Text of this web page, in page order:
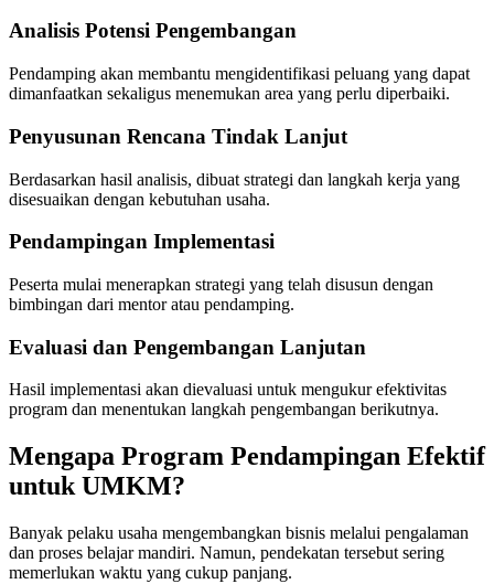
Analisis Potensi Pengembangan
Pendamping akan membantu mengidentifikasi peluang yang dapat
dimanfaatkan sekaligus menemukan area yang perlu diperbaiki.
Penyusunan Rencana Tindak Lanjut
Berdasarkan hasil analisis, dibuat strategi dan langkah kerja yang
disesuaikan dengan kebutuhan usaha.
Pendampingan Implementasi
Peserta mulai menerapkan strategi yang telah disusun dengan
bimbingan dari mentor atau pendamping.
Evaluasi dan Pengembangan Lanjutan
Hasil implementasi akan dievaluasi untuk mengukur efektivitas
program dan menentukan langkah pengembangan berikutnya.
Mengapa Program Pendampingan Efektif
untuk UMKM?
Banyak pelaku usaha mengembangkan bisnis melalui pengalaman
dan proses belajar mandiri. Namun, pendekatan tersebut sering
memerlukan waktu yang cukup panjang.